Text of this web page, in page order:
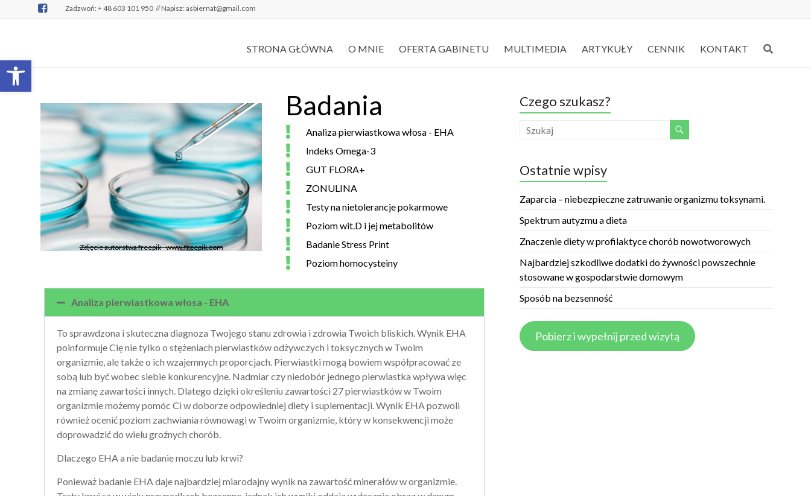
Open toolbar
Zadzwoń: + 48 603 101 950 // Napisz: asbiernat@gmail.com
STRONA GŁÓWNA O MNIE OFERTA GABINETU MULTIMEDIA ARTYKUŁY CENNIK KONTAKT
Zdjęcie autorstwa freepik - www.freepik.com
Badania
Analiza pierwiastkowa włosa - EHA
Indeks Omega-3
GUT FLORA+
ZONULINA
Testy na nietolerancje pokarmowe
Poziom wit.D i jej metabolitów
Badanie Stress Print
Poziom homocysteiny
Analiza pierwiastkowa włosa - EHA
To sprawdzona i skuteczna diagnoza Twojego stanu zdrowia i zdrowia Twoich bliskich. Wynik EHA
poinformuje Cię nie tylko o stężeniach pierwiastków odżywczych i toksycznych w Twoim
organizmie, ale także o ich wzajemnych proporcjach. Pierwiastki mogą bowiem współpracować ze
sobą lub być wobec siebie konkurencyjne. Nadmiar czy niedobór jednego pierwiastka wpływa więc
na zmianę zawartości innych. Dlatego dzięki określeniu zawartości 27 pierwiastków w Twoim
organizmie możemy pomóc Ci w doborze odpowiedniej diety i suplementacji. Wynik EHA pozwoli
również ocenić poziom zachwiania równowagi w Twoim organizmie, który w konsekwencji może
doprowadzić do wielu groźnych chorób.
Dlaczego EHA a nie badanie moczu lub krwi?
Ponieważ badanie EHA daje najbardziej miarodajny wynik na zawartość minerałów w organizmie.
Czego szukasz?
Ostatnie wpisy
Zaparcia – niebezpieczne zatruwanie organizmu toksynami.
Spektrum autyzmu a dieta
Znaczenie diety w profilaktyce chorób nowotworowych
Najbardziej szkodliwe dodatki do żywności powszechnie
stosowane w gospodarstwie domowym
Sposób na bezsenność
Pobierz i wypełnij przed wizytą